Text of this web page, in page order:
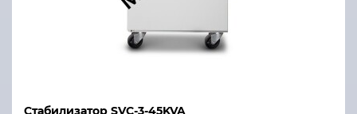
Стабилизатор SVC-3-45KVA